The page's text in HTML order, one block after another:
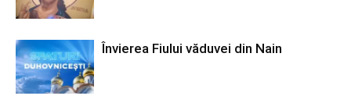
Învierea Fiului văduvei din Nain